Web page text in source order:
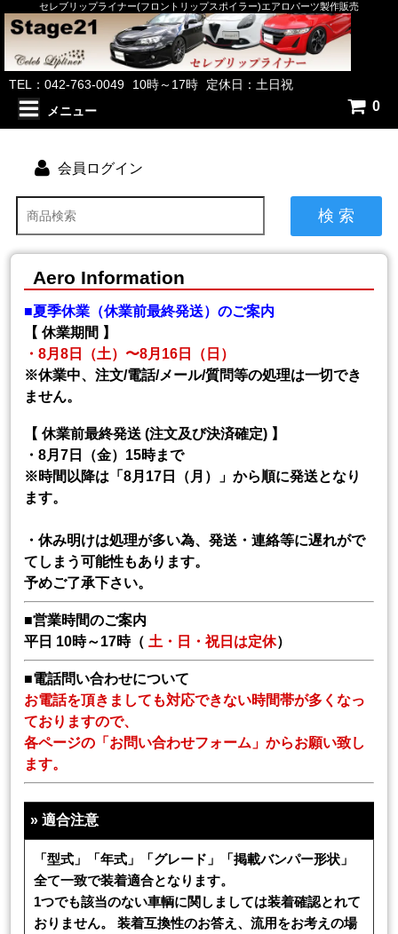
セレブリップライナー(フロントリップスポイラー)エアロパーツ製作販売
TEL：042-763-0049 10時～17時 定休日：土日祝
メニュー 0
会員ログイン
検 索
Aero Information
■夏季休業（休業前最終発送）のご案内
【 休業期間 】
・8月8日（土）〜8月16日（日）
※休業中、注文/電話/メール/質問等の処理は一切でき
ません。
【 休業前最終発送 (注文及び決済確定) 】
・8月7日（金）15時まで
※時間以降は「8月17日（月）」から順に発送となり
ます。
・休み明けは処理が多い為、発送・連絡等に遅れがで
てしまう可能性もあります。
予めご了承下さい。
■営業時間のご案内
平日 10時～17時（ 土・日・祝日は定休）
■電話問い合わせについて
お電話を頂きましても対応できない時間帯が多くなっ
ておりますので、
各ページの「お問い合わせフォーム」からお願い致し
ます。
»適合注意
「型式」「年式」「グレード」「掲載バンパー形状」
全て一致で装着適合となります。
1つでも該当のない車輌に関しましては装着確認とれて
おりません。 装着互換性のお答え、流用をお考えの場